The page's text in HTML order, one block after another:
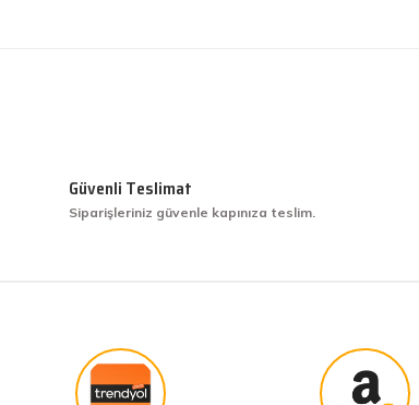
Güvenli Teslimat
Siparişleriniz güvenle kapınıza teslim.